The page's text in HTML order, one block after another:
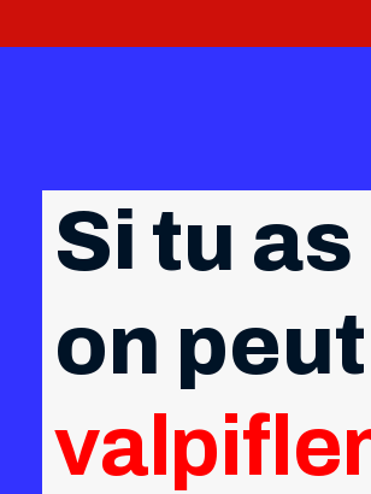
Si tu
on